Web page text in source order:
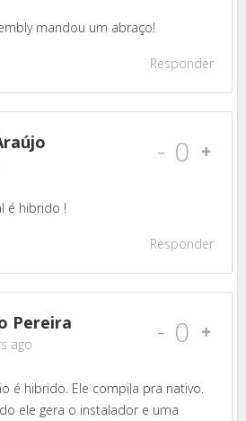
mandou um abraço!
Responder
- 0
é hibrido !
Responder
Pereira
ago - 0
é hibrido. Ele compila pra nativo.
ele gera o instalador e uma